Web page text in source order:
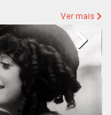
Ver mais